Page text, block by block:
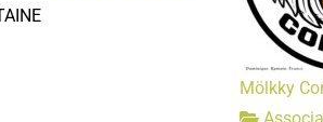
Mölkky